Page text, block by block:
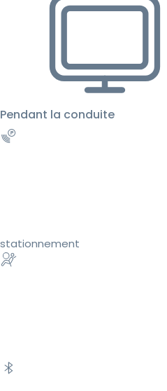
Pendant la conduite
stationnement